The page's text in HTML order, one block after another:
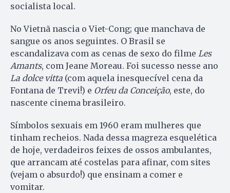
socialista local.
No Vietnã nascia o Viet-Cong; que manchava de
sangue os anos seguintes. O Brasil se
escandalizava com as cenas de sexo do filme Les
Amants, com Jeane Moreau. Foi sucesso nesse ano
La dolce vitta (com aquela inesquecível cena da
Fontana de Trevi!) e Orfeu da Conceição, este, do
nascente cinema brasileiro.
Símbolos sexuais em 1960 eram mulheres que
tinham recheios. Nada dessa magreza esquelética
de hoje, verdadeiros feixes de ossos ambulantes,
que arrancam até costelas para afinar, com sites
(vejam o absurdo!) que ensinam a comer e
vomitar.